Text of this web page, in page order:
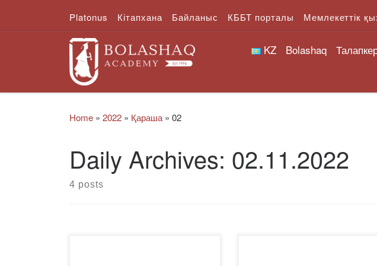
Skip to contentPlatonus Кітапхана Байланыс КББТ порталы Мемлекеттік
KZ Bolashaq
Home » 2022 » Қараша » 02
Daily Archives: 02.11.2022
4 posts